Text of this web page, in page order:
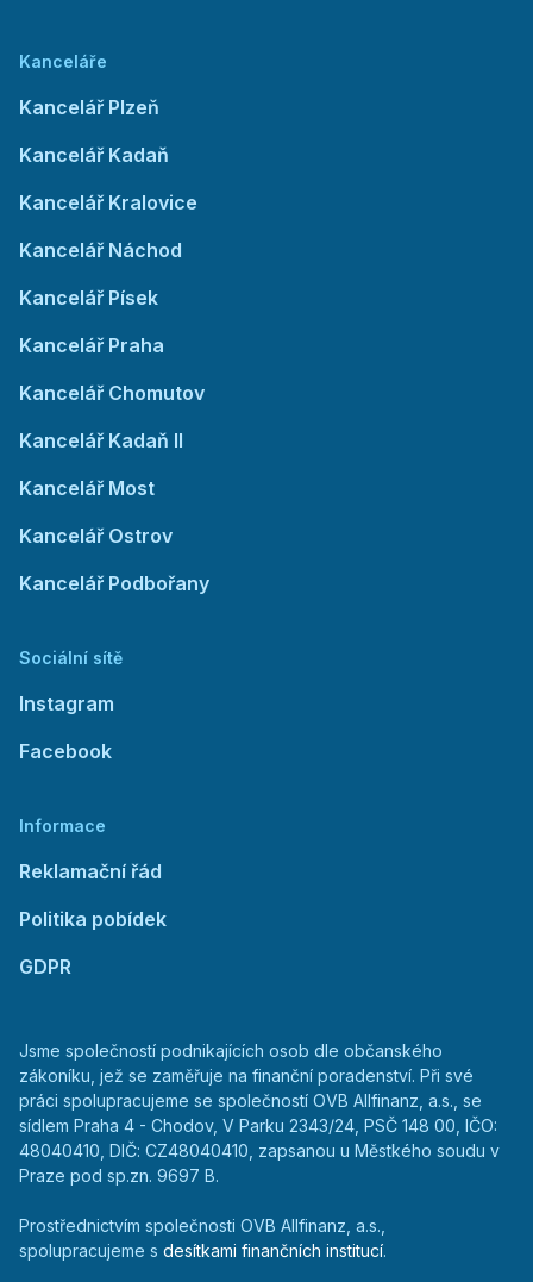
Kanceláře
Kancelář Plzeň
Kancelář Kadaň
Kancelář Kralovice
Kancelář Náchod
Kancelář Písek
Kancelář Praha
Kancelář Chomutov
Kancelář Kadaň II
Kancelář Most
Kancelář Ostrov
Kancelář Podbořany
Sociální sítě
Instagram
Facebook
Informace
Reklamační řád
Politika pobídek
GDPR
Jsme společností podnikajících osob dle občanského
zákoníku, jež se zaměřuje na finanční poradenství. Při své
práci spolupracujeme se společností OVB Allfinanz, a.s., se
sídlem Praha 4 - Chodov, V Parku 2343/24, PSČ 148 00, IČO:
48040410, DIČ: CZ48040410, zapsanou u Městkého soudu v
Praze pod sp.zn. 9697 B.
Prostřednictvím společnosti OVB Allfinanz, a.s.,
spolupracujeme s desítkami finančních institucí.